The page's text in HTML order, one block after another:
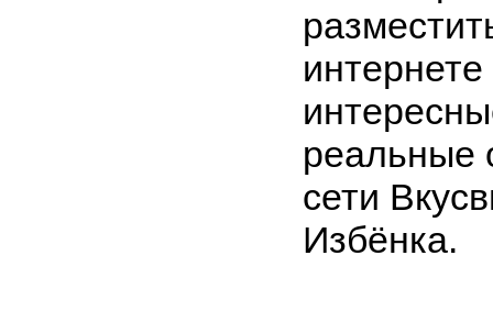
реальные
сети
Избёнка.